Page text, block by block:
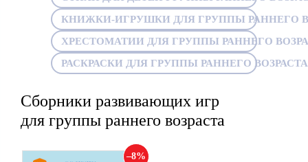
КНИЖКИ-ИГРУШКИ ДЛЯ ГРУППЫ РАННЕГО
ХРЕСТОМАТИИ ДЛЯ ГРУППЫ РАННЕГО
РАСКРАСКИ ДЛЯ ГРУППЫ РАННЕГО ВОЗРАСТА
Сборники развивающих игр
для группы раннего возраста
8